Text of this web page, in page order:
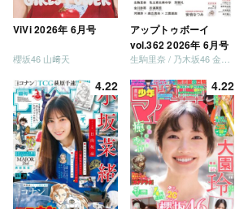
ViVi 2026年 6月号
櫻坂46 山﨑天
アップトゥボーイ
vol.362 2026年 6月号
生駒里奈 / 乃木坂46 金川紗耶 森平麗心
4.22 4.22